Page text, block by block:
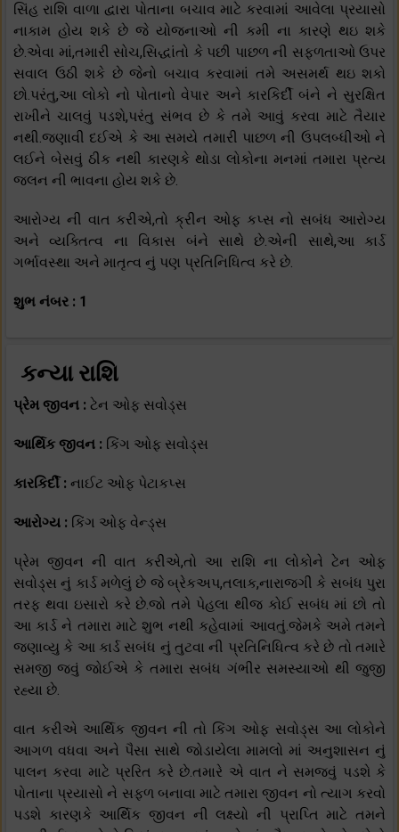
સિંહ રાશિ વાળા દ્વારા પોતાના બચાવ માટે કરવામાં આવેલા પ્રયાસો
નાકામ હોય શકે છે જે યોજનાઓ ની કમી ના કારણે થઇ શકે
છે.એવા માં,તમારી સોચ,સિદ્ધાંતો કે પછી પાછળ ની સફળતાઓ ઉપર
સવાલ ઉઠી શકે છે જેનો બચાવ કરવામાં તમે અસમર્થ થઇ શકો
છો.પરંતુ,આ લોકો નો પોતાનો વેપાર અને કારકિર્દી બંને ને સુરક્ષિત
રાખીને ચાલવું પડશે,પરંતુ સંભવ છે કે તમે આવું કરવા માટે તૈયાર
નથી.જણાવી દઈએ કે આ સમયે તમારી પાછળ ની ઉપલબ્ધીઓ ને
લઈને બેસવું ઠીક નથી કારણકે થોડા લોકોના મનમાં તમારા પ્રત્ય
જલન ની ભાવના હોય શકે છે.
આરોગ્ય ની વાત કરીએ,તો ક્રીન ઓફ કપ્સ નો સબંધ આરોગ્ય
અને વ્યક્તિત્વ ના વિકાસ બંને સાથે છે.એની સાથે,આ કાર્ડ
ગર્ભાવસ્થા અને માતૃત્વ નું પણ પ્રતિનિધિત્વ કરે છે.
શુભ નંબર : 1
કન્યા રાશિ
પ્રેમ જીવન : ટેન ઓફ સવોડ્સ
આર્થિક જીવન : કિંગ ઓફ સવોડ્સ
કારકિર્દી : નાઈટ ઓફ પેટાકપ્સ
આરોગ્ય : કિંગ ઓફ વેન્ડ્સ
પ્રેમ જીવન ની વાત કરીએ,તો આ રાશિ ના લોકોને ટેન ઓફ
સવોડ્સ નું કાર્ડ મળેલું છે જે બ્રેકઅપ,તલાક,નારાજગી કે સબંધ પુરા
તરફ થવા ઇસારો કરે છે.જો તમે પેહલા થીજ કોઈ સબંધ માં છો તો
આ કાર્ડ ને તમારા માટે શુભ નથી કહેવામાં આવતું.જેમકે અમે તમને
જણાવ્યુ કે આ કાર્ડ સબંધ નું તુટવા ની પ્રતિનિધિત્વ કરે છે તો તમારે
સમજી જવું જોઈએ કે તમારા સબંધ ગંભીર સમસ્યાઓ થી જુજી
રહ્યા છે.
વાત કરીએ આર્થિક જીવન ની તો કિંગ ઓફ સવોડ્સ આ લોકોને
આગળ વધવા અને પૈસા સાથે જોડાયેલા મામલો માં અનુશાસન નું
પાલન કરવા માટે પ્રરિત કરે છે.તમારે એ વાત ને સમજવું પડશે કે
પોતાના પ્રયાસો ને સફળ બનાવા માટે તમારા જીવન નો ત્યાગ કરવો
પડશે કારણકે આર્થિક જીવન ની લક્ષ્યો ની પ્રાપ્તિ માટે તમને